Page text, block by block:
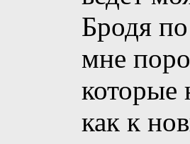
Бродя
мне
которые
как к